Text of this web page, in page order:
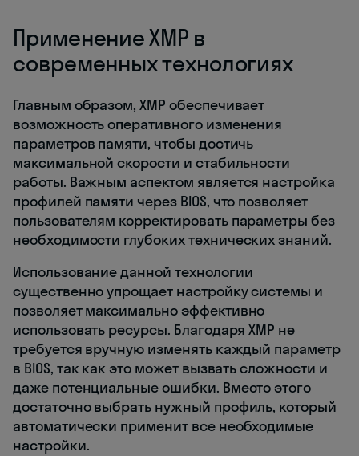
Применение XMP в
современных технологиях
Главным образом, XMP обеспечивает
возможность оперативного изменения
параметров памяти, чтобы достичь
максимальной скорости и стабильности
работы. Важным аспектом является настройка
профилей памяти через BIOS, что позволяет
пользователям корректировать параметры без
необходимости глубоких технических знаний.
Использование данной технологии
существенно упрощает настройку системы и
позволяет максимально эффективно
использовать ресурсы. Благодаря XMP не
требуется вручную изменять каждый параметр
в BIOS, так как это может вызвать сложности и
даже потенциальные ошибки. Вместо этого
достаточно выбрать нужный профиль, который
автоматически применит все необходимые
настройки.